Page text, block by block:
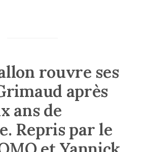
rouvre ses
après
ans de
Repris par le